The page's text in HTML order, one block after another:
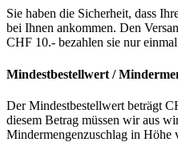
Sie haben die Sicherheit, dass
bei Ihnen ankommen. Den
CHF 10.- bezahlen sie nur
Mindestbestellwert /
Der Mindestbestellwert beträgt
diesem Betrag müssen wir aus
Mindermengenzuschlag in Höhe